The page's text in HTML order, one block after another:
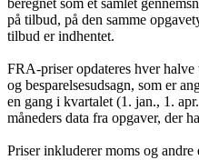
beregnet som et samlet
på tilbud, på den samme
tilbud er indhentet.
FRA-priser opdateres hver
og besparelsesudsagn, som er
en gang i kvartalet (1. jan., 1.
måneders data fra opgaver, der
Priser inkluderer moms og andre